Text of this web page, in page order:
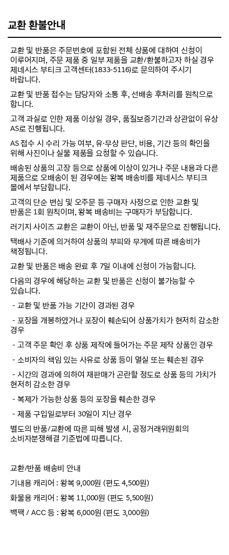
교환 환불안내
교환 및 반품은 주문번호에 포함된 전체 상품에 대하여 신청이
이루어지며, 주문 제품 중 일부 제품을 교환/환불하고자 하실 경우
제네시스 부티크 고객센터(1833-5116)로 문의하여 주시기
바랍니다.
교환 및 반품 접수는 담당자와 소통 후, 선배송 후처리를 원칙으로
합니다.
고객 과실로 인한 제품 이상일 경우, 품질보증기간과 상관없이 유상
AS로 진행됩니다.
AS 접수 시 수리 가능 여부, 유·무상 판단, 비용, 기간 등의 확인을
위해 사진이나 실물 제품을 요청할 수 있습니다.
배송된 상품의 고장 등으로 상품에 이상이 있거나 주문 내용과 다른
제품으로 오배송이 된 경우에는 왕복 배송비를 제네시스 부티크
몰에서 부담합니다.
고객의 단순 변심 및 오주문 등 구매자 사정으로 인한 교환 및
반품은 1회 원칙이며, 왕복 배송비는 구매자가 부담합니다.
러기지 사이즈 교환은 교환이 아닌, 반품 및 재주문으로 진행됩니다.
택배사 기준에 의거하여 상품의 부피와 무게에 따른 배송비가
책정됩니다.
교환 및 반품은 배송 완료 후 7일 이내에 신청이 가능합니다.
다음의 경우에 해당하는 교환 및 반품은 신청이 불가능할 수
있습니다.
－교환 및 반품 가능 기간이 경과된 경우
－포장을 개봉하였거나 포장이 훼손되어 상품가치가 현저히 감소한
경우
－고객 주문 확인 후 상품 제작에 들어가는 주문 제작 상품인 경우
－소비자의 책임 있는 사유로 상품 등이 멸실 또는 훼손된 경우
－시간의 경과에 의하여 재판매가 곤란할 정도로 상품 등의 가치가
현저히 감소한 경우
－복제가 가능한 상품 등의 포장을 훼손한 경우
－제품 구입일로부터 30일이 지난 경우
별도의 반품/교환에 따른 피해 발생 시, 공정거래위원회의
소비자분쟁해결 기준법에 따릅니다.
교환/반품 배송비 안내
기내용 캐리어 : 왕복 9,000원 (편도 4,500원)
화물용 캐리어 : 왕복 11,000원 (편도 5,500원)
백팩 / ACC 등 : 왕복 6,000원 (편도 3,000원)